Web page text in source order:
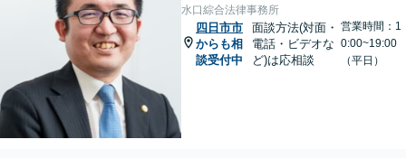
水口綜合法律事務所
四日市市
からも相
談受付中
面談方法(対面・
電話・ビデオな
ど)は応相談
営業時間：1
0:00~19:00
（平日）